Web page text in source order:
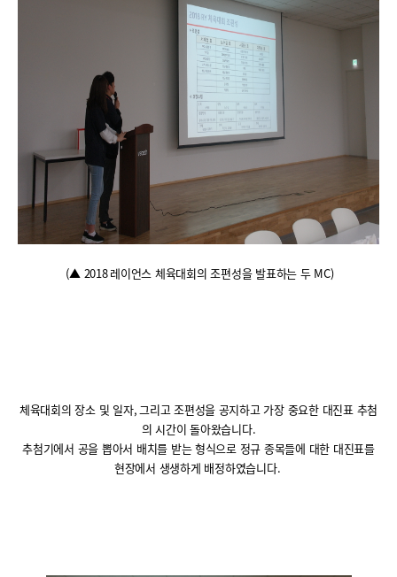
(▲ 2018레이언스 체육대회의 조편성을 발표하는 두 MC)
체육대회의 장소 및 일자,그리고 조편성을 공지하고 가장 중요한 대진표 추첨
의 시간이 돌아왔습니다.
추첨기에서 공을 뽑아서 배치를 받는 형식으로 정규 종목들에 대한 대진표를
현장에서 생생하게 배정하였습니다.